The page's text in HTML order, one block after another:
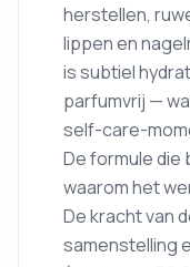
herstellen,
lippen en
is subtiel
parfumvrij —
self-care-
De formule
waarom het
De kracht van
samenstelling